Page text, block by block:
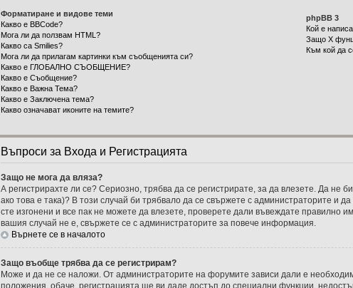
Форматиране и видове теми
Какво е BBCode?
Мога ли да ползвам HTML?
Какво са Smilies?
Мога ли да прилагам картинки към съобщенията си?
Какво е ГЛОБАЛНО СЪОБЩЕНИЕ?
Какво е Съобщение?
Какво е Важна Тема?
Какво е Заключена тема?
Какво означават иконите на темите?
phpBB 3
Кой е
Защо X
Към кой да
Въпроси за Входа и Регистрацията
Защо не мога да вляза?
А регистрирахте ли се? Сериозно, трябва да се регистрирате, за да влезете. Да
ако това е така)? В този случай би трябвало да се свържете с администраторите и
сте изгонени и все пак не можете да влезете, проверете дали въвеждате правилно
вашия случай не е, свържете се с администраторите за повече информация.
Върнете се в началото
Защо въобще трябва да се регистрирам?
Може и да не се наложи. От администраторите на форумите зависи дали е
положения, обаче, регистрацията ще ви даде достъп до специални функции,